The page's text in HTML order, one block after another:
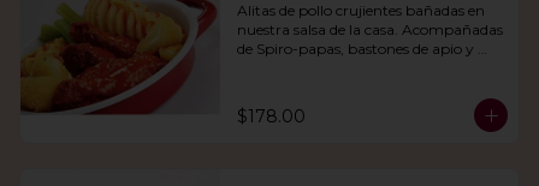
Alitas de pollo crujientes bañadas en
nuestra salsa de la casa. Acompañadas
de Spiro-papas, bastones de apio y
$178.00